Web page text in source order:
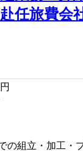
任旅費会
円
の組立・加工・